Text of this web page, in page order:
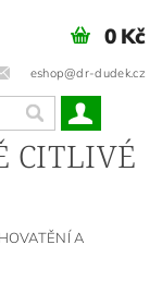
eshop@dr-dudek.cz
0 Kč
CITLIVÉ
A